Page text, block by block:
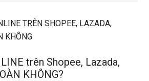
trên Shopee, Lazada,
KHÔNG?